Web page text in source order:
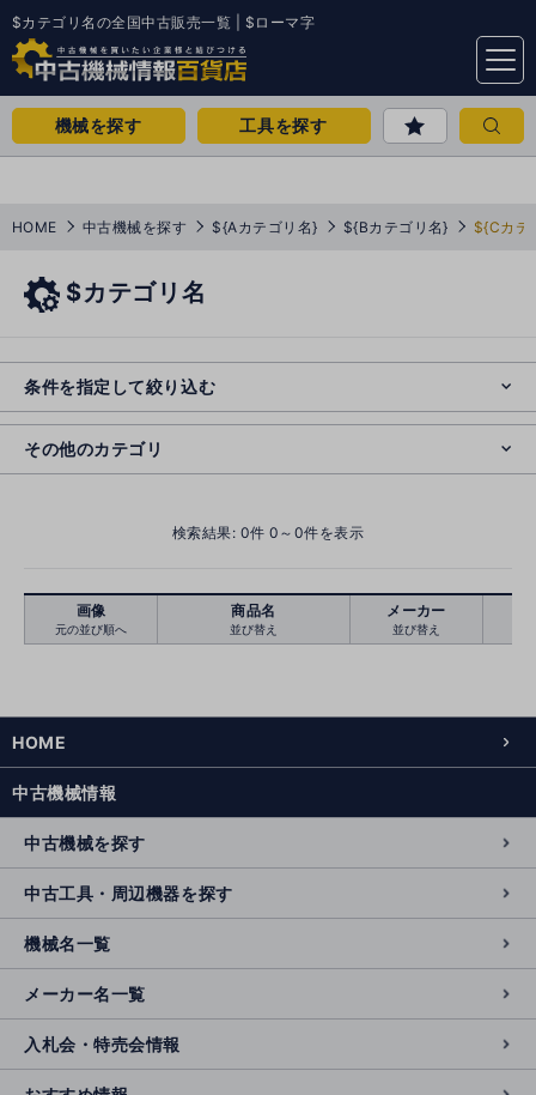
$カテゴリ名の全国中古販売一覧 | $ローマ字
menu
機械を探す 工具を探す
HOME 中古機械を探す ${Aカテゴリ名} ${Bカテゴリ名} ${Cカテ
$カテゴリ名
条件を指定して絞り込む
絞り込む クリア
その他のカテゴリ
o
s
e
検索結果: 0件 0～0件を表示
画像
元の並び順へ
商品名
並び替え
メーカー
並び替え
HOME
中古機械情報
中古機械を探す
中古工具・周辺機器を探す
機械名一覧
メーカー名一覧
入札会・特売会情報